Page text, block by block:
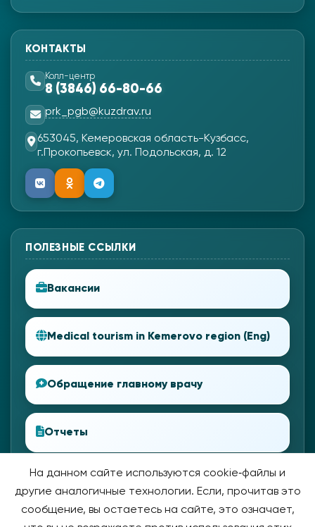
КОНТАКТЫ
Колл-центр
8 (3846) 66-80-66
prk_pgb@kuzdrav.ru
653045, Кемеровская область-Кузбасс,
г.Прокопьевск, ул. Подольская, д. 12
ПОЛЕЗНЫЕ ССЫЛКИ
Вакансии
Medical tourism in Kemerovo region (Eng)
Обращение главному врачу
Отчеты
На данном сайте используются cookie‑файлы и
другие аналогичные технологии. Если, прочитав это
сообщение, вы остаетесь на сайте, это означает,